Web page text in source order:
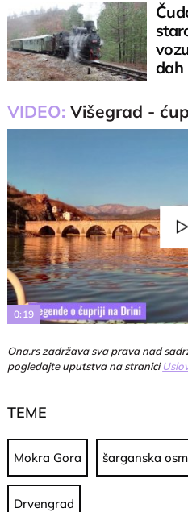
dah
VIDEO:Višegrad -
0:19
Ona.rs zadržava sva prava nad
pogledajte uputstva na stranici
TEME
Mokra Gora šarganska
Drvengrad